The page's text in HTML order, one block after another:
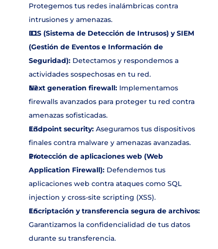
Protegemos tus redes inalámbricas contra
intrusiones y amenazas.
IDS (Sistema de Detección de Intrusos) y SIEM
(Gestión de Eventos e Información de
Seguridad): Detectamos y respondemos a
actividades sospechosas en tu red.
Next generation firewall: Implementamos
firewalls avanzados para proteger tu red contra
amenazas sofisticadas.
Endpoint security: Aseguramos tus dispositivos
finales contra malware y amenazas avanzadas.
Protección de aplicaciones web (Web
Application Firewall): Defendemos tus
aplicaciones web contra ataques como SQL
injection y cross-site scripting (XSS).
Encriptación y transferencia segura de archivos:
Garantizamos la confidencialidad de tus datos
durante su transferencia.